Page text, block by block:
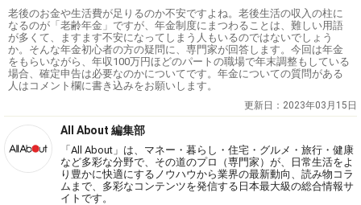
老後のお金や生活費が足りるのか不安ですよね。老後生活の収入の柱に
なるのが「老齢年金」ですが、年金制度にまつわることは、難しい用語
が多くて、ますます不安になってしまう人もいるのではないでしょう
か。そんな年金初心者の方の疑問に、専門家が回答します。今回は年金
をもらいながら、年収100万円ほどのパートの職場で年末調整もしている
場合、確定申告は必要なのかについてです。年金についての質問がある
人はコメント欄に書き込みをお願いします。
更新日： 2023年03月15日
All About 編集部
「All About」は、マネー・暮らし・住宅・グルメ・旅行・健康
など多彩な分野で、その道のプロ（専門家）が、日常生活をよ
り豊かに快適にするノウハウから業界の最新動向、読み物コラ
ムまで、多彩なコンテンツを発信する日本最大級の総合情報サ
イトです。